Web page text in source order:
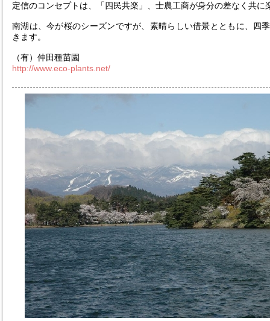
定信のコンセプトは、「四民共楽」、士農工商が身分の差なく共に
南湖は、今が桜のシーズンですが、素晴らしい借景とともに、四
きます。
（有）仲田種苗園
http://www.eco-plants.net/